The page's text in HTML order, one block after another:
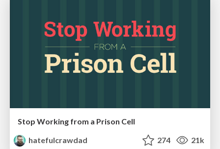
Stop Working from a Prison Cell
hatefulcrawdad
274 21k